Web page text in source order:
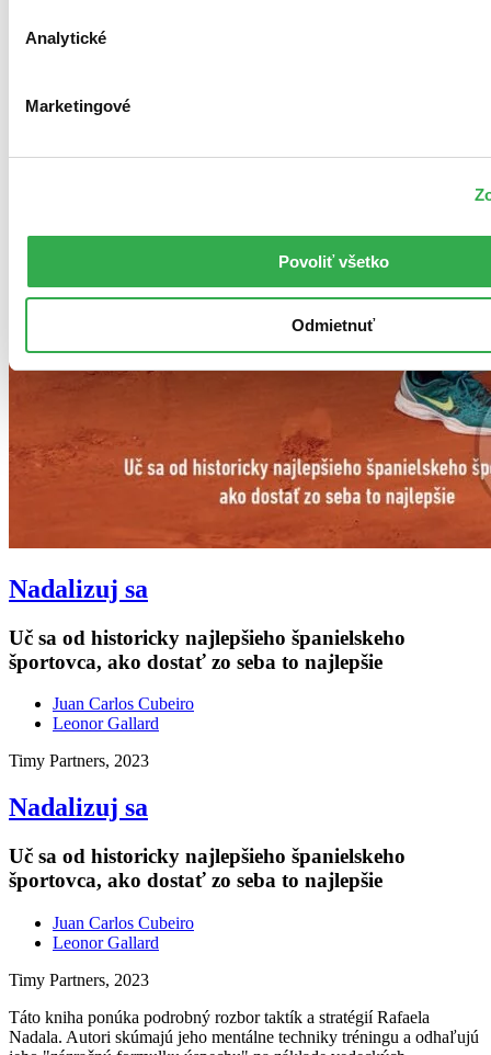
Analytické
Marketingové
Povoliť všetko
Odmietnuť
Nadalizuj sa
Uč sa od historicky najlepšieho španielskeho
športovca, ako dostať zo seba to najlepšie
Juan Carlos Cubeiro
Leonor Gallard
Timy Partners, 2023
Nadalizuj sa
Uč sa od historicky najlepšieho španielskeho
športovca, ako dostať zo seba to najlepšie
Juan Carlos Cubeiro
Leonor Gallard
Timy Partners, 2023
Táto kniha ponúka podrobný rozbor taktík a stratégií Rafaela
Nadala. Autori skúmajú jeho mentálne techniky tréningu a odhaľujú